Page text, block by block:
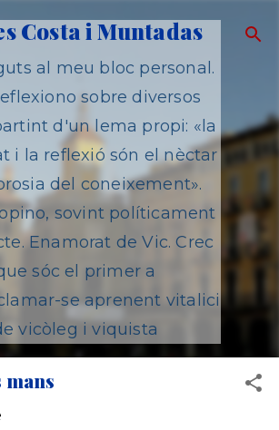
al contingut principal
Costa i Muntadas
al meu bloc personal.
sobre diversos
d'un lema propi: «la
i la reflexió són el nèctar
del coneixement».
sovint políticament
Enamorat de Vic. Crec
sóc el primer a
se aprenent vitalici
vicòleg i viquista
mans